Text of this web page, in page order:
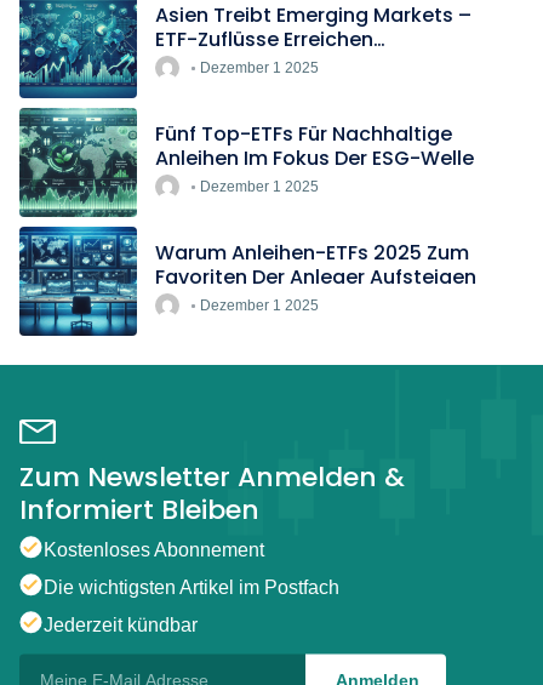
Asien Treibt Emerging Markets –
ETF-Zuflüsse Erreichen
Rekordtempo
Dezember 1 2025
Fünf Top-ETFs Für Nachhaltige
Anleihen Im Fokus Der ESG-Welle
Dezember 1 2025
Warum Anleihen-ETFs 2025 Zum
Favoriten Der Anleger Aufsteigen
Dezember 1 2025
Zum Newsletter Anmelden &
Informiert Bleiben
Kostenloses Abonnement
Die wichtigsten Artikel im Postfach
Jederzeit kündbar